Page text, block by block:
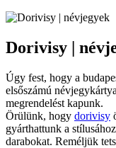
Dorivisy |
Úgy fest, hogy a
elsőszámú
megrendelést kapunk.
Örülünk, hogy dorivisy
gyárthattunk a
darabokat. Reméljük